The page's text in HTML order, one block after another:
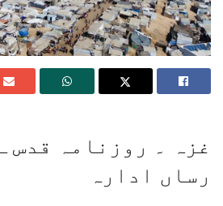
غزہ ۔ روزنامہ قدس
رساں ادارہ